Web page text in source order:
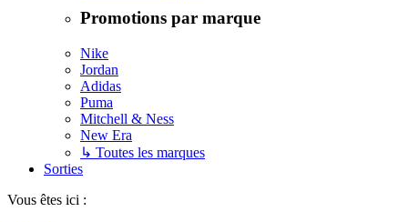
Promotions par marque
Nike
Jordan
Adidas
Puma
Mitchell & Ness
New Era
↳ Toutes les marques
Sorties
Vous êtes ici :